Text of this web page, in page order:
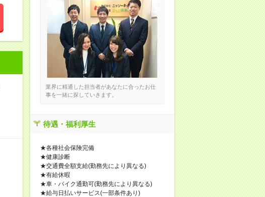
業界に精通した担当者があなたに合ったお仕
事を一緒に探していきます。
待遇・福利厚生
★各種社会保険完備
★健康診断
★交通費全額支給(勤務先により異なる)
★有給休暇
★車・バイク通勤可(勤務先により異なる)
★給与日払いサービス(一部条件あり)